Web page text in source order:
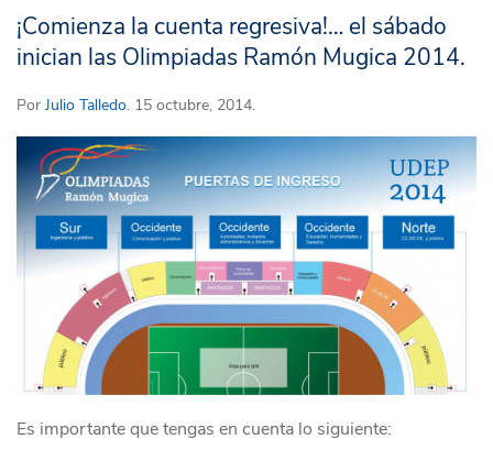
¡Comienza la cuenta regresiva!… el sábado
inician las Olimpiadas Ramón Mugica 2014.
Por Julio Talledo. 15 octubre, 2014.
Es importante que tengas en cuenta lo siguiente: